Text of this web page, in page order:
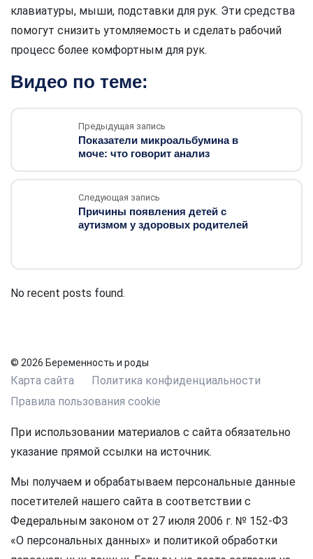
клавиатуры, мыши, подставки для рук. Эти средства
помогут снизить утомляемость и сделать рабочий
процесс более комфортным для рук.
Видео по теме:
Предыдущая запись
Показатели микроальбумина в
моче: что говорит анализ
Следующая запись
Причины появления детей с
аутизмом у здоровых родителей
No recent posts found.
© 2026 Беременность и роды
Карта сайта
Политика конфиденциальности
Правила пользования cookie
При использовании материалов с сайта обязательно
указание прямой ссылки на источник.
Мы получаем и обрабатываем персональные данные
посетителей нашего сайта в соответствии с
Федеральным законом от 27 июля 2006 г. № 152-ФЗ
«О персональных данных» и политикой обработки